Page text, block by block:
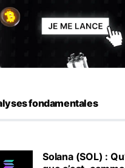
fondamentales
Solana (SOL) :